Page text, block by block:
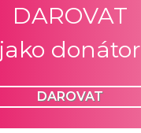
DAROVAT
jako donátor
DAROVAT